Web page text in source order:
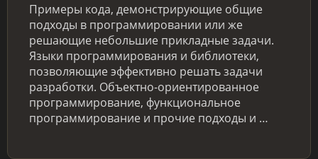
Примеры кода, демонстрирующие общие
подходы в программировании или же
решающие небольшие прикладные задачи.
Языки программирования и библиотеки,
позволяющие эффективно решать задачи
разработки. Объектно-ориентированное
программирование, функциональное
программирование и прочие подходы и …